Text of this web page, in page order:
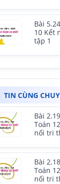
Bài
10 Kết
tập 1
TIN CÙNG
Bài
Toán
nối tri
Bài
Toán
nối tri